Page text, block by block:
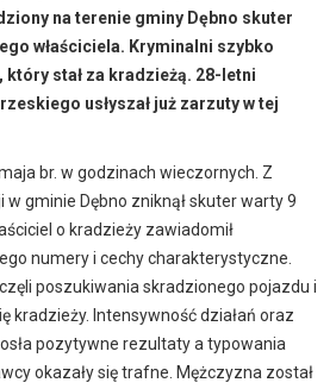
na terenie gminy Dębno skuter
właściciela. Kryminalni szybko
który stał za kradzieżą. 28-letni
usłyszał już zarzuty w tej
br. w godzinach wieczornych. Z
gminie Dębno zniknął skuter warty 9
o kradzieży zawiadomił
numery i cechy charakterystyczne.
poszukiwania skradzionego pojazdu i
kradzieży. Intensywność działań oraz
pozytywne rezultaty a typowania
okazały się trafne. Mężczyzna został